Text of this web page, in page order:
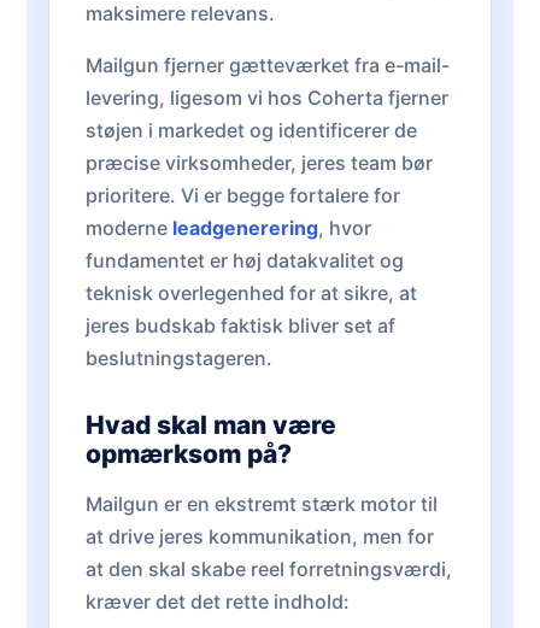
maksimere relevans.
Mailgun fjerner gætteværket fra e-mail-
levering, ligesom vi hos Coherta fjerner
støjen i markedet og identificerer de
præcise virksomheder, jeres team bør
prioritere. Vi er begge fortalere for
moderne leadgenerering, hvor
fundamentet er høj datakvalitet og
teknisk overlegenhed for at sikre, at
jeres budskab faktisk bliver set af
beslutningstageren.
Hvad skal man være
opmærksom på?
Mailgun er en ekstremt stærk motor til
at drive jeres kommunikation, men for
at den skal skabe reel forretningsværdi,
kræver det det rette indhold: